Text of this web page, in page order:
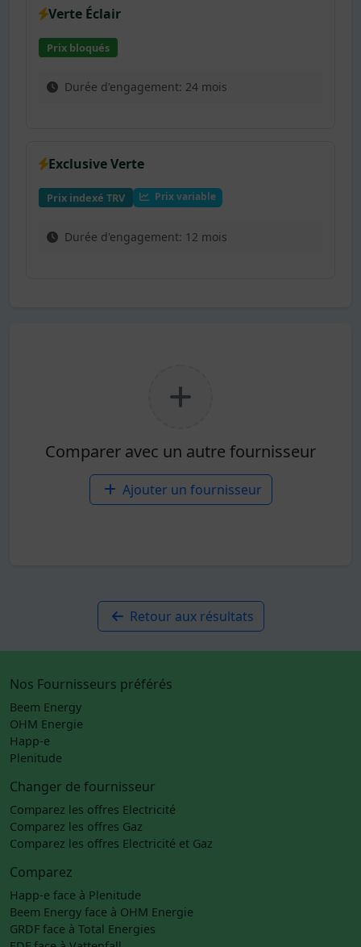
Verte Éclair
Prix bloqués
Durée d'engagement: 24 mois
Exclusive Verte
Prix indexé TRV Prix variable
Durée d'engagement: 12 mois
Comparer avec un autre fournisseur
Ajouter un fournisseur
Retour aux résultats
Nos Fournisseurs préférés
Beem Energy
OHM Energie
Happ-e
Plenitude
Changer de fournisseur
Comparez les offres Electricité
Comparez les offres Gaz
Comparez les offres Electricité et Gaz
Comparez
Happ-e face à Plenitude
Beem Energy face à OHM Energie
GRDF face à Total Energies